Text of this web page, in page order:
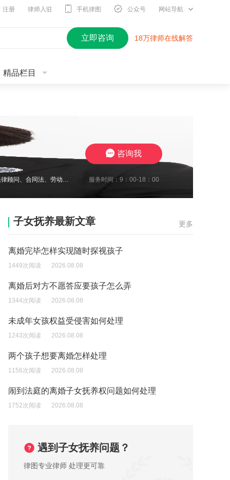
注册 律师入驻 手机律图 公众号 网站导航
立即咨询 18万律师在线解答
精品栏目
2010年开始进入律师行业，现在江苏思言律师事务所担任高级合伙人，我致力于企业法律顾问、合同法、劳动纠纷、工伤待遇赔偿、交通事故与保险合同研究、婚姻家事传承研究。至今累计承办1700余起案件，成功地维护了众多当事人的合法权益，取得了一系列出色的成绩，赢得了广大当事人的充分信赖及肯定。我在2024年10月份被评定为三级律师职称，我将继续要求自己勤勉尽责，注重熏陶品行与职业道德修养，为委托人提供了高效 服务时间：9：00-18：00
咨询我
更多
子女抚养最新文章
离婚完毕怎样实现随时探视孩子
1449次阅读 2026.08.08
离婚后对方不愿答应要孩子怎么弄
1344次阅读 2026.08.08
未成年女孩权益受侵害如何处理
1243次阅读 2026.08.08
两个孩子想要离婚怎样处理
1156次阅读 2026.08.08
闹到法庭的离婚子女抚养权问题如何处理
1752次阅读 2026.08.08
遇到子女抚养问题？
律图专业律师 处理更可靠